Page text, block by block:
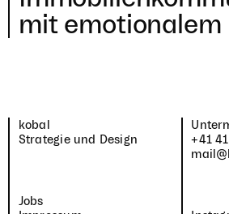
mit emo­tio­na­lem
kobal
Strategie und Design
Jobs
+41 41